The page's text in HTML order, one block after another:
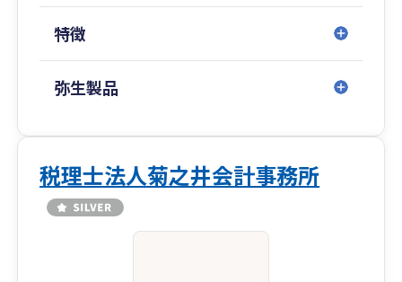
特徴
弥生製品
税理士法人菊之井会計事務所